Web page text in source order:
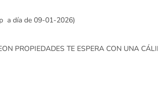
a día de 09-01-2026)
PROPIEDADES TE ESPERA CON UNA